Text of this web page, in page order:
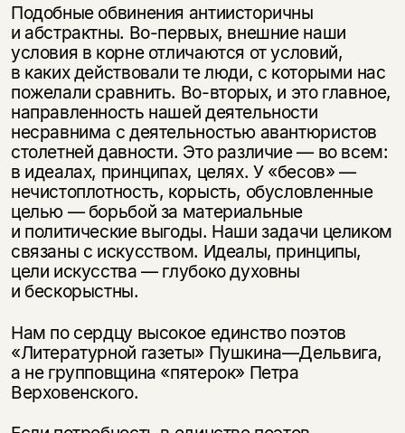
Подобные обвинения антиисторичны
и абстрактны. Во-первых, внешние наши
условия в корне отличаются от условий,
в каких действовали те люди, с которыми нас
пожелали сравнить. Во-вторых, и это главное,
направленность нашей деятельности
несравнима с деятельностью авантюристов
столетней давности. Это различие — во всем:
в идеалах, принципах, целях. У «бесов» —
нечистоплотность, корысть, обусловленные
целью — борьбой за материальные
и политические выгоды. Наши задачи целиком
связаны с искусством. Идеалы, принципы,
цели искусства — глубоко духовны
и бескорыстны.
Нам по сердцу высокое единство поэтов
«Литературной газеты» Пушкина—Дельвига,
а не групповщина «пятерок» Петра
Верховенского.